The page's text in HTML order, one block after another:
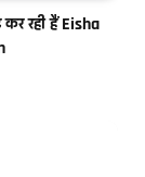
रही हैं Eisha